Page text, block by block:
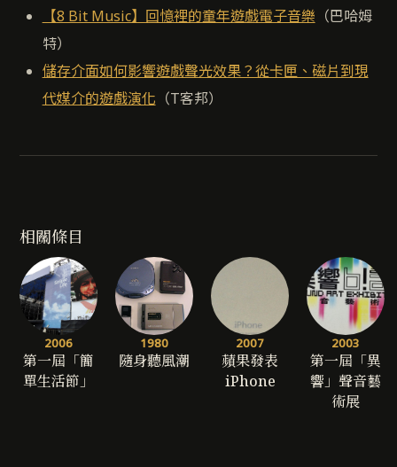
【8 Bit Music】回憶裡的童年遊戲電子音樂 （巴哈姆
特）
儲存介面如何影響遊戲聲光效果？從卡匣、磁片到現
代媒介的遊戲演化 （T客邦）
相關條目
2006
第一屆「簡
單生活節」
1980
隨身聽風潮
2007
蘋果發表
iPhone
2003
第一屆「異
響」聲音藝
術展